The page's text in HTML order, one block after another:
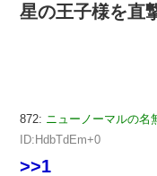
星の王子様を直
872: ニューノーマルの名
ID:HdbTdEm+0
>>1